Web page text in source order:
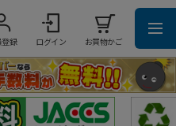
登録 ログイン お買物かご